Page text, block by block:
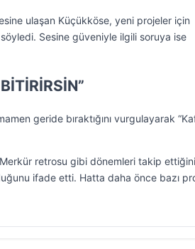
ulaşan Küçükköse, yeni projeler için
söyledi. Sesine güveniyle ilgili soruya ise
geride bıraktığını vurgulayarak
retrosu gibi dönemleri takip
ifade etti. Hatta daha önce bazı